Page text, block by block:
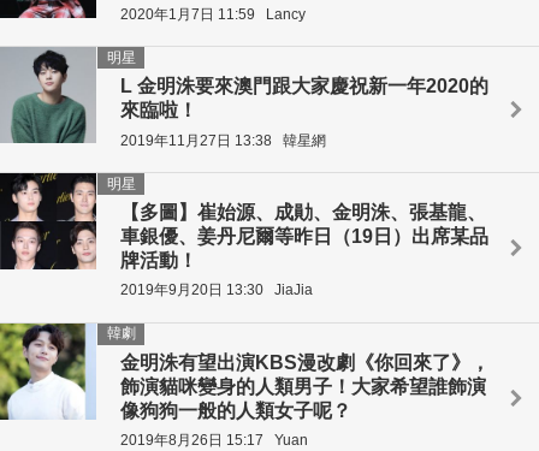
2020年1月7日 11:59 Lancy
L 金明洙要來澳門跟大家慶祝新一年2020的
來臨啦！
明星
2019年11月27日 13:38 韓星網
【多圖】崔始源、成勛、金明洙、張基龍、
車銀優、姜丹尼爾等昨日（19日）出席某品
牌活動！
明星
2019年9月20日 13:30 JiaJia
金明洙有望出演KBS漫改劇《你回來了》，
飾演貓咪變身的人類男子！大家希望誰飾演
像狗狗一般的人類女子呢？
韓劇
2019年8月26日 15:17 Yuan